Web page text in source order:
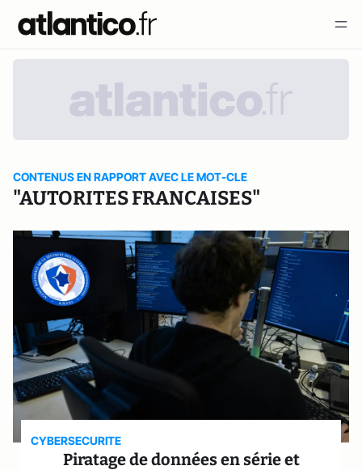
CONTENUS EN RAPPORT AVEC LE MOT-CLE
"AUTORITES FRANCAISES"
CYBERSECURITE
Piratage de données en série et